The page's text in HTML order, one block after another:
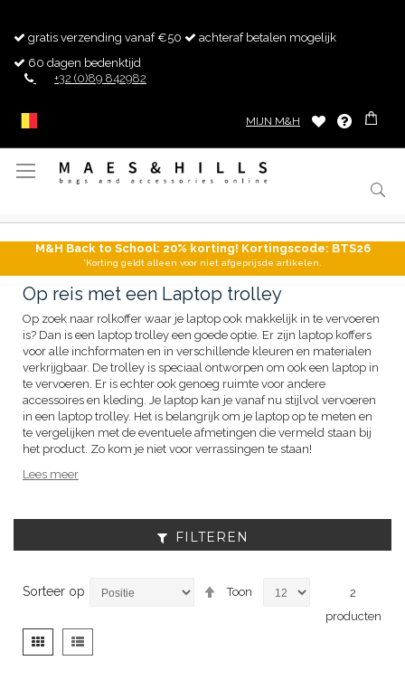
gratis verzending vanaf €50
achteraf betalen mogelijk
60 dagen bedenktijd
+32 (0)89 842982
MIJN M&H
Toggle
M&H Back to School: 20% korting! Kortingscode: BTS26
*Korting geldt alleen voor niet afgeprijsde artikelen.
Op reis met een Laptop trolley
Op zoek naar rolkoffer waar je laptop ook makkelijk in te vervoeren
is? Dan is een laptop trolley een goede optie. Er zijn laptop koffers
voor alle inchformaten en in verschillende kleuren en materialen
verkrijgbaar. De trolley is speciaal ontworpen om ook een laptop in
te vervoeren. Er is echter ook genoeg ruimte voor andere
accessoires en kleding. Je laptop kan je vanaf nu stijlvol vervoeren
in een laptop trolley. Het is belangrijk om je laptop op te meten en
te vergelijken met de eventuele afmetingen die vermeld staan bij
het product. Zo kom je niet voor verrassingen te staan!
Lees meer
FILTEREN
Sorteer op
Van
Toon
2
producten
Tonen
als
Foto-
tabel
Lijst